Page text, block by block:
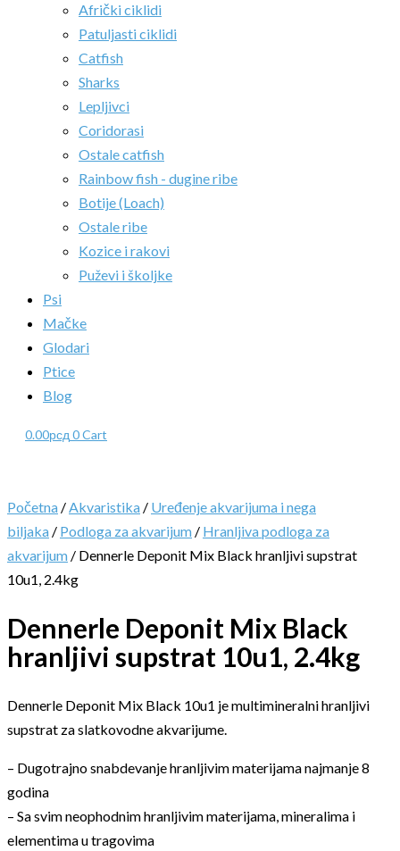
Afrički ciklidi
Patuljasti ciklidi
Catfish
Sharks
Lepljivci
Coridorasi
Ostale catfish
Rainbow fish - dugine ribe
Botije (Loach)
Ostale ribe
Kozice i rakovi
Puževi i školjke
Psi
Mačke
Glodari
Ptice
Blog
0.00рсд 0Cart
Početna /Akvaristika / Uređenje akvarijuma i nega
biljaka / Podloga za akvarijum / Hranljiva podloga za
akvarijum / Dennerle Deponit Mix Black hranljivi supstrat
10u1, 2.4kg
Dennerle Deponit Mix Black
hranljivi supstrat 10u1, 2.4kg
Dennerle Deponit Mix Black 10u1 je multimineralni hranljivi
supstrat za slatkovodne akvarijume.
– Dugotrajno snabdevanje hranljivim materijama najmanje 8
godina
– Sa svim neophodnim hranljivim materijama, mineralima i
elementima u tragovima